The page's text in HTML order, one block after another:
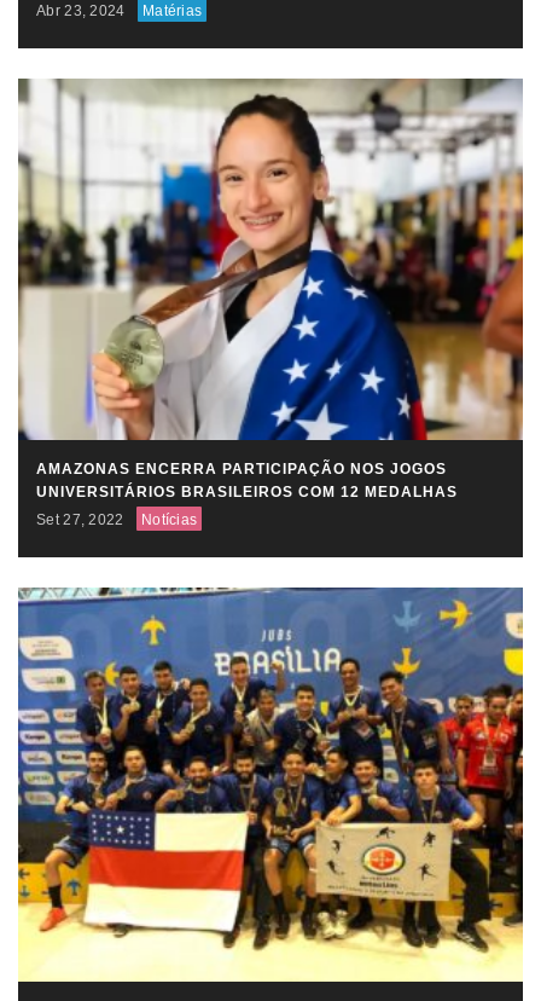
Abr 23, 2024
Matérias
AMAZONAS ENCERRA PARTICIPAÇÃO NOS JOGOS
UNIVERSITÁRIOS BRASILEIROS COM 12 MEDALHAS
Set 27, 2022
Notícias